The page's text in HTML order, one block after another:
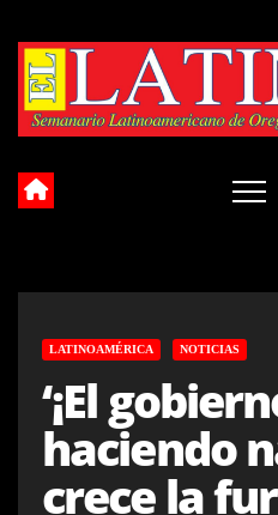
content
LATINOAMÉRICA NOTICIAS
‘¡El
haciendo
crece la